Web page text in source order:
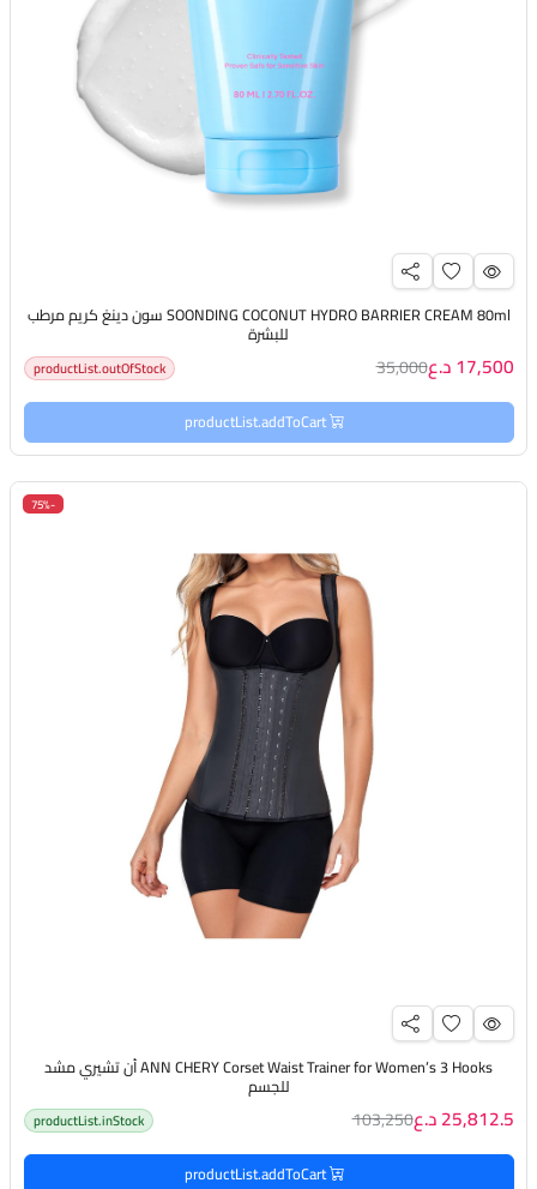
SOONDING COCONUT HYDRO BARRIER CREAM 80ml سون دينغ كريم مرطب
للبشرة
17,500 د.ع 35,000
productList.outOfStock
productList.addToCart
-75%
ANN CHERY Corset Waist Trainer for Women’s 3 Hooks أن تشيري مشد
للجسم
25,812.5 د.ع 103,250
productList.inStock
productList.addToCart